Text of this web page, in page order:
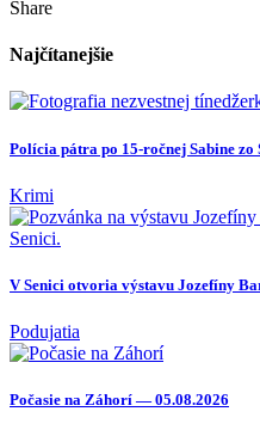
Share
Najčítanejšie
Polícia pátra po 15-ročnej Sabine zo
Krimi
V Senici otvoria výstavu Jozefíny
Podujatia
Počasie na Záhorí — 05.08.2026